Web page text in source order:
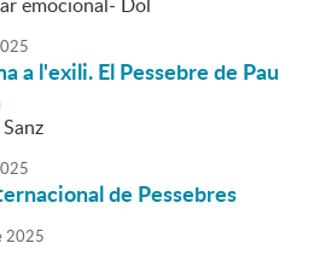
a l'exili. El Pessebre de Pau
de Pessebres
2025